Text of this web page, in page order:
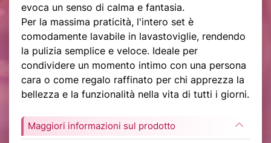
evoca un senso di calma e fantasia.
Per la massima praticità, l'intero set è
comodamente lavabile in lavastoviglie, rendendo
la pulizia semplice e veloce. Ideale per
condividere un momento intimo con una persona
cara o come regalo raffinato per chi apprezza la
bellezza e la funzionalità nella vita di tutti i giorni.
Maggiori informazioni sul prodotto